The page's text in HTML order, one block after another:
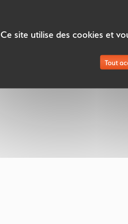
Ce site utilise des cookies et
Tout